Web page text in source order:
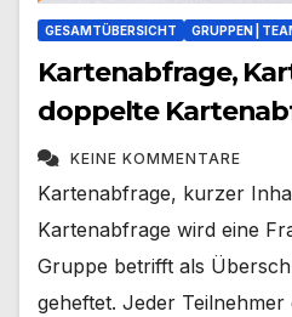
GESAMTÜBERSICHT GRUPPEN |
Kartenabfrage,
doppelte
KEINE KOMMENTARE
Kartenabfrage, kurzer
Kartenabfrage wird eine
Gruppe betrifft als
geheftet. Jeder